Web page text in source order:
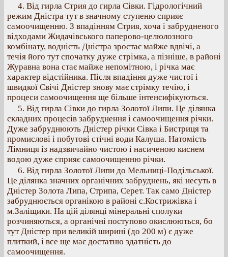
4. Від гирла Стрия до гирла Сівки. Гідрологічний
режим Дністра тут в значному ступеню сприяє
самоочищенню. З впадінням Стрия, хоча і забрудненого
відходами Жидачівського паперово-целюлозного
комбінату, водність Дністра зростає майже вдвічі, а
течія його тут спочатку дуже стрімка, а пізніше, в районі
Журавна вона стає майже непомітною, і річка має
характер відстійника. Після впадіння дуже чистої і
швидкої Свічі Дністер знову має стрімку течію, і
процеси самоочищення ще більше інтенсифікуються.
5. Від гирла Сівки до гирла Золотої Липи. Це ділянка
складних процесів забруднення і самоочищення річки.
Дуже забруднюють Дністер річки Сівка і Бистриця та
промислові і побутові стічні води Калуша. Натомість
Лімниця із надзвичайно чистою і насиченою киснем
водою дуже сприяє самоочищенню річки.
6. Від гирла Золотої Липи до Мельниці-Подільської.
Це ділянка значних органічних забруднень, які несуть в
Дністер Золота Липа, Стрипа, Серет. Так само Дністер
забруднюється органікою в районі с.Кострижівка і
м.Заліщики. На цій ділянці мінеральні сполуки
розчиняються, а органічні поступово окислюються, бо
тут Дністер при великій ширині (до 200 м) є дуже
плиткий, і все ще має достатню здатність до
самоочищення.